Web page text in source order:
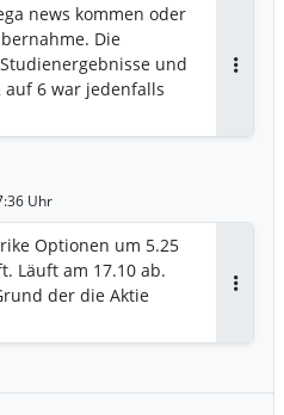
news kommen oder
Die
und
auf 6 war jedenfalls
Uhr
Optionen um 5.25
Läuft am 17.10 ab.
der die Aktie